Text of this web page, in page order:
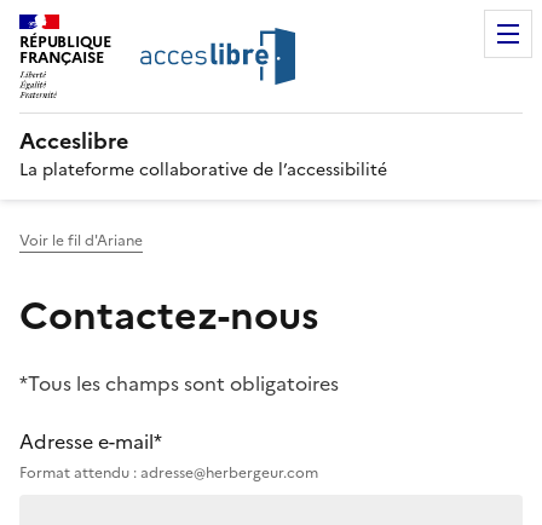
RÉPUBLIQUE
FRANÇAISE
Acceslibre
La plateforme collaborative de l’accessibilité
Voir le fil d'Ariane
Contactez-nous
*Tous les champs sont obligatoires
Adresse e-mail*
Format attendu : adresse@herbergeur.com